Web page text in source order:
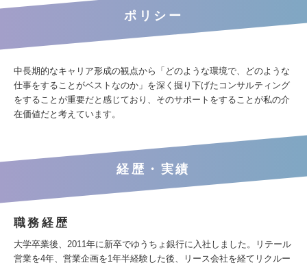
ポリシー
中長期的なキャリア形成の観点から「どのような環境で、どのような
仕事をすることがベストなのか」を深く掘り下げたコンサルティング
をすることが重要だと感じており、そのサポートをすることが私の介
在価値だと考えています。
経歴・実績
職務経歴
大学卒業後、2011年に新卒でゆうちょ銀行に入社しました。リテール
営業を4年、営業企画を1年半経験した後、リース会社を経てリクルー